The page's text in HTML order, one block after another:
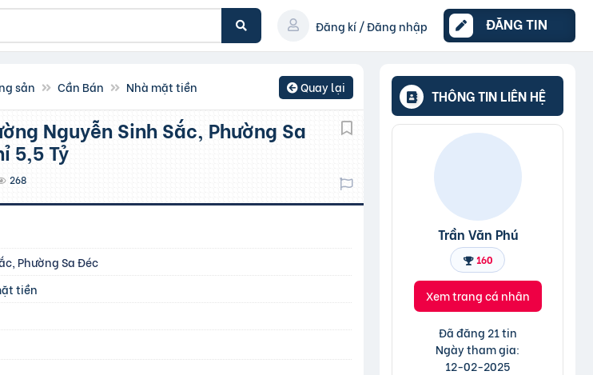
Đăng kí / Đăng nhập ĐĂNG TIN
sản Cần Bán Nhà mặt tiền Quay lại
5,5 Tỷ
268
Phường Sa Đéc
tiền
THÔNG TIN LIÊN HỆ
Trần Văn Phú
160
Xem trang cá nhân
Đã đăng 21 tin
Ngày tham gia:
12-02-2025